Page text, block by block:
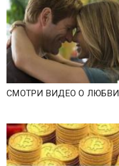
СМОТРИ ВИДЕО О ЛЮБВИ